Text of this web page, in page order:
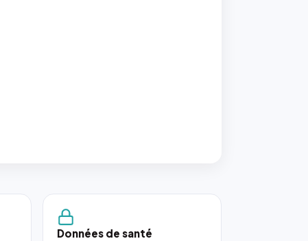
Données de santé